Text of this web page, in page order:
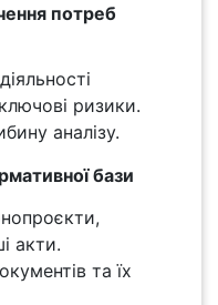
потреб
ризики.
аналізу.
бази
акти.
та їх